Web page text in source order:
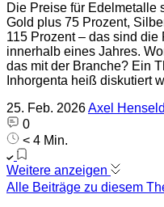
Die Preise für Edelmetalle
Gold plus 75 Prozent,
115 Prozent – das sind
innerhalb eines Jahres.
das mit der Branche? Ein
Inhorgenta heiß diskutiert
25. Feb. 2026Axel
0
< 4 Min.
Weitere anzeigen
Alle Beiträge zu diesem